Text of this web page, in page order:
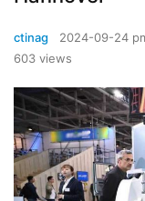
ctinag 2024-09-24
603 views